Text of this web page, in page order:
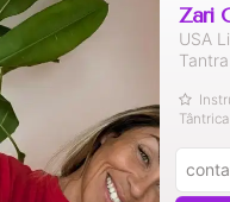
Zari
USA